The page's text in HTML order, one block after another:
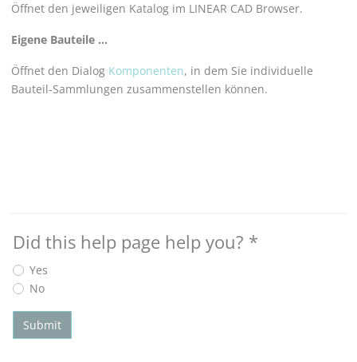
Öffnet den jeweiligen Katalog im LINEAR CAD Browser.
Eigene Bauteile ...
Öffnet den Dialog Komponenten, in dem Sie individuelle
Bauteil-Sammlungen zusammenstellen können.
Did this help page help you? *
Yes
No
Submit